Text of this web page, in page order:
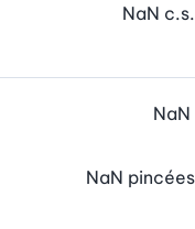
NaN c.s.
NaN
NaN pincées